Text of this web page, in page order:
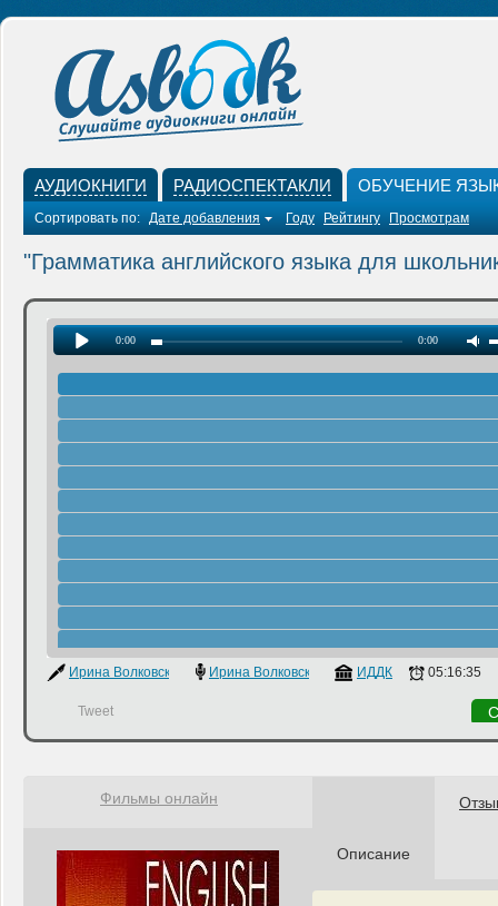
АУДИОКНИГИ РАДИОСПЕКТАКЛИ ОБУЧЕНИЕ
Сортировать по: Дате добавления Году Рейтингу Просмотрам
"Грамматика английского языка для
0:00 0:00
Ирина Волковская Ирина Волковская ИДДК 05:16:35
Tweet
Описание
Фильмы онлайн